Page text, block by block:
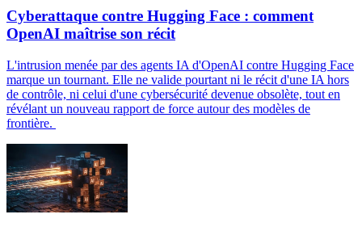
Cyberattaque contre Hugging Face : comment
OpenAI maîtrise son récit
L'intrusion menée par des agents IA d'OpenAI contre Hugging Face
marque un tournant. Elle ne valide pourtant ni le récit d'une IA hors
de contrôle, ni celui d'une cybersécurité devenue obsolète, tout en
révélant un nouveau rapport de force autour des modèles de
frontière.